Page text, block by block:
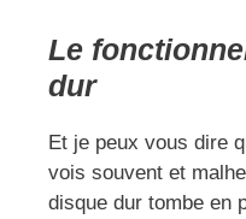
Le
dur
Et je peux vous dire
vois souvent et
disque dur tombe en